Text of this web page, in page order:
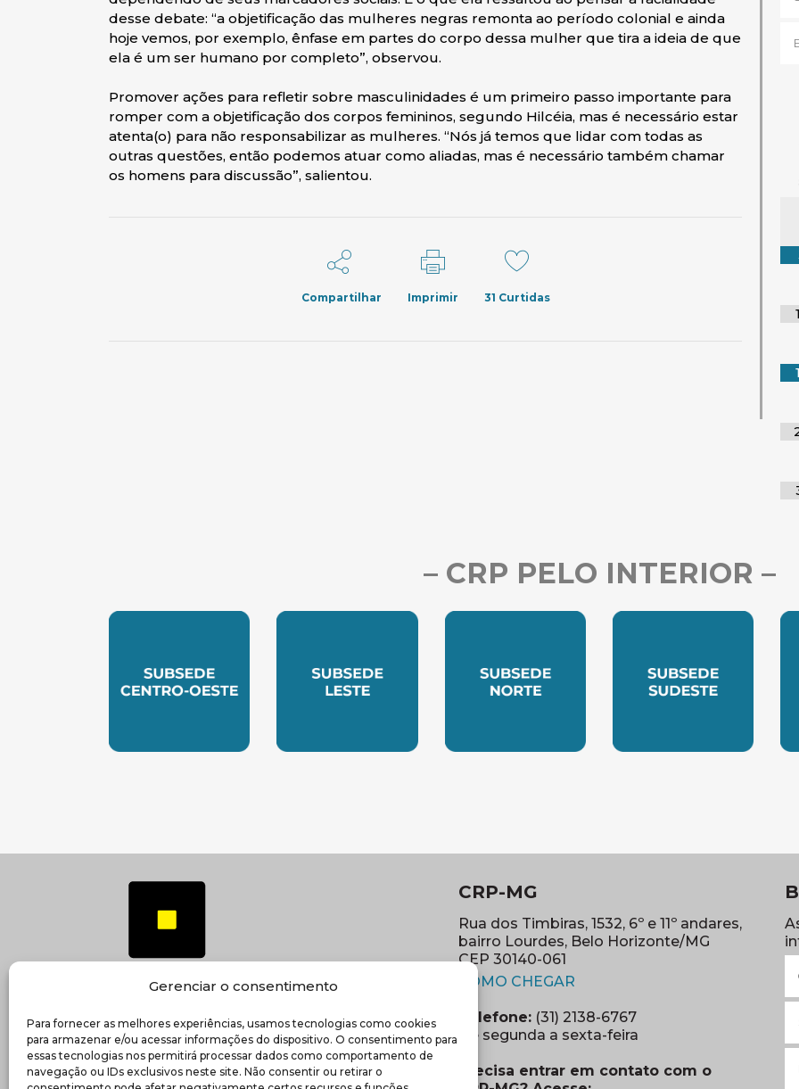
Gerenciar o consentimento
Para fornecer as melhores experiências, usamos tecnologias como cookies
para armazenar e/ou acessar informações do dispositivo. O consentimento para
essas tecnologias nos permitirá processar dados como comportamento de
navegação ou IDs exclusivos neste site. Não consentir ou retirar o
desse debate: “a objetificação das mulheres negras remonta ao período colonial e ainda
hoje vemos, por exemplo, ênfase em partes do corpo dessa mulher que tira a ideia de que
ela é um ser humano por completo”, observou.
Promover ações para refletir sobre masculinidades é um primeiro passo importante para
romper com a objetificação dos corpos femininos, segundo Hilcéia, mas é necessário estar
atenta(o) para não responsabilizar as mulheres. “Nós já temos que lidar com todas as
outras questões, então podemos atuar como aliadas, mas é necessário também chamar
os homens para discussão”, salientou.
Compartilhar Imprimir 31 Curtidas
– CRP PELO INTERIOR –
Transparência e prestação de contas(abre em nova janela)
CRP-MG
Rua dos Timbiras, 1532, 6º e 11º andares,
bairro Lourdes, Belo Horizonte/MG
CEP 30140-061
COMO CHEGAR(abre em nova janela)
Telefone:(31) 2138-6767
De segunda a sexta-feira
Precisa entrar em contato com o